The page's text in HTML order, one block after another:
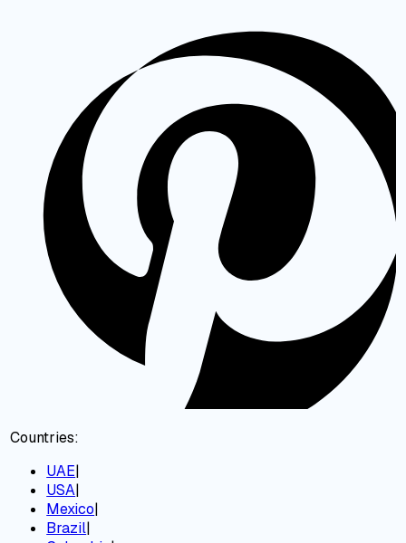
Countries:
UAE|
USA|
Mexico|
Brazil|